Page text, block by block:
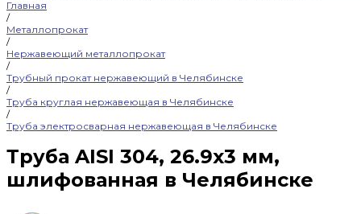
Главная
/
Металлопрокат
/
Нержавеющий металлопрокат
/
Трубный прокат нержавеющий в Челябинске
/
Труба круглая нержавеющая в Челябинске
/
Труба электросварная нержавеющая в Челябинске
Труба AISI 304, 26.9х3 мм,
шлифованная в Челябинске